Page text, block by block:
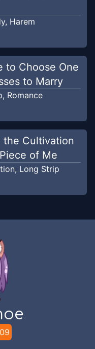
, Harem
to Choose One
to Marry
, Romance
the Cultivation
of Me
, Long Strip